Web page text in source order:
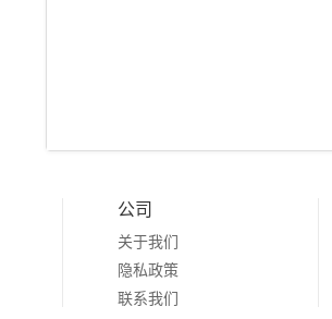
公司
关于我们
隐私政策
联系我们